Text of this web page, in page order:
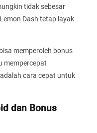
tidak sebesar
Dash tetap layak
memperoleh bonus
mempercepat
cara cepat untuk
dan Bonus